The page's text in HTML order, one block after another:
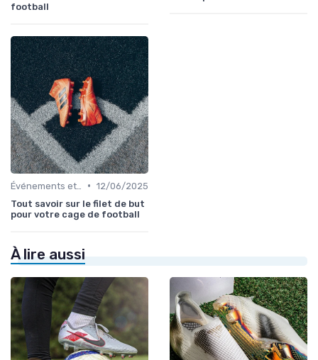
football
• 12/06/2025
Tout savoir sur le filet de but
pour votre cage de football
À lire aussi